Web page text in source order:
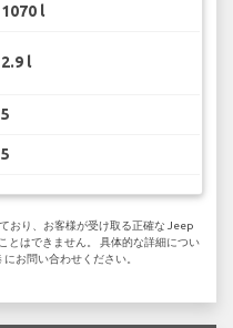
1070 l
2.9 l
5
5
おり、お客様が受け取る正確な Jeep
とはできません。 具体的な詳細につい
お問い合わせください。